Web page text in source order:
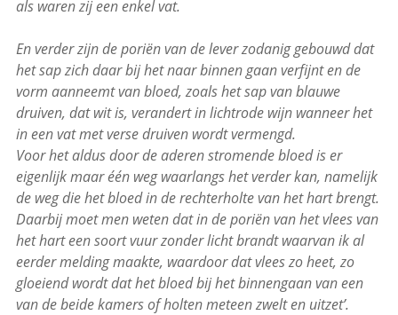
als waren zij een enkel vat.
En verder zijn de poriën van de lever zodanig gebouwd dat
het sap zich daar bij het naar binnen gaan verfijnt en de
vorm aanneemt van bloed, zoals het sap van blauwe
druiven, dat wit is, verandert in lichtrode wijn wanneer het
in een vat met verse druiven wordt vermengd.
Voor het aldus door de aderen stromende bloed is er
eigenlijk maar één weg waarlangs het verder kan, namelijk
de weg die het bloed in de rechterholte van het hart brengt.
Daarbij moet men weten dat in de poriën van het vlees van
het hart een soort vuur zonder licht brandt waarvan ik al
eerder melding maakte, waardoor dat vlees zo heet, zo
gloeiend wordt dat het bloed bij het binnengaan van een
van de beide kamers of holten meteen zwelt en uitzet’.